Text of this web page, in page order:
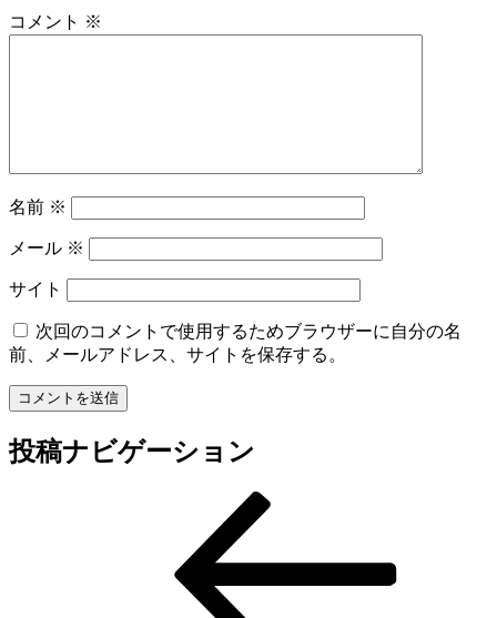
コメント ※
名前 ※
メール ※
サイト
次回のコメントで使用するためブラウザーに自分の名
前、メールアドレス、サイトを保存する。
投稿ナビゲーション